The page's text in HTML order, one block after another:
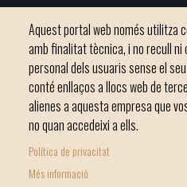
Footer
Inici Ajuntament El nostre
Telèfon 971 84 91
Aquest portal web només utilitza
amb finalitat tècnica, i no recull
personal dels usuaris sense el
conté enllaços a llocs web de
alienes a aquesta empresa que
no quan accedeixi a ells.
Política de privacitat
Més informació